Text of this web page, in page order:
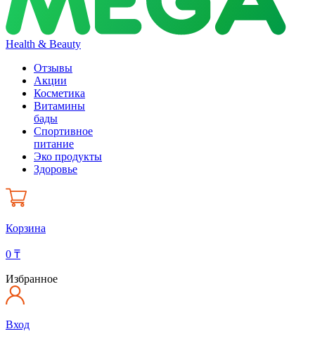
Health & Beauty
Отзывы
Акции
Косметика
Витамины
бады
Спортивное
питание
Эко продукты
Здоровье
Корзина
0 ₸
Избранное
Вход